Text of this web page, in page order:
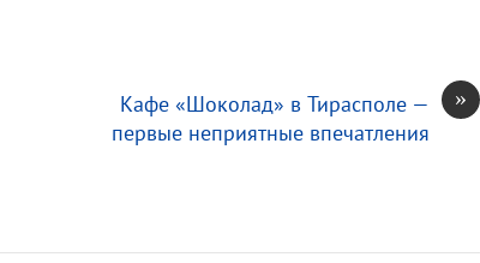
»
Кафе «Шоколад» в Тирасполе —
первые неприятные впечатления